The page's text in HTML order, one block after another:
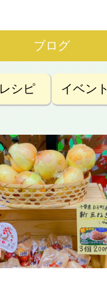
ブログ
レシピ イベント